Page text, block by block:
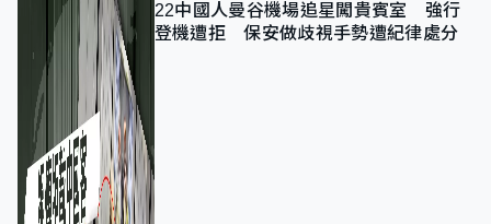
22中國人曼谷機場追星闖貴賓室 強行
登機遭拒 保安做歧視手勢遭紀律處分